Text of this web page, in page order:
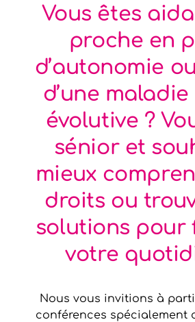
Vous êtes
proche en
d’autonomie
d’une
évolutive ?
sénior et
mieux
droits ou
solutions pour
votre
Nous vous invitions à
conférences spécialement